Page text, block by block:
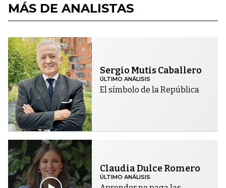
MÁS DE ANALISTAS
Sergio Mutis Caballero
ÚLTIMO ANÁLISIS
El símbolo de la República
Claudia Dulce Romero
ÚLTIMO ANÁLISIS